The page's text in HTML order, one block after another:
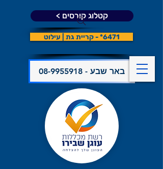
קטלוג קורסים >
6471* - קריית גת | עילוט
08-9955918 - באר שבע